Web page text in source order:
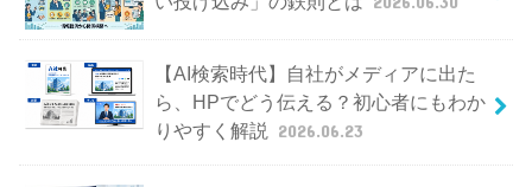
【AI検索時代】自社がメディアに出た
ら、HPでどう伝える？初心者にもわか
りやすく解説
2026.06.23